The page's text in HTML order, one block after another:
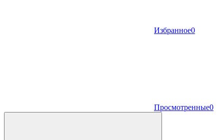
Избранное0
Просмотренные0